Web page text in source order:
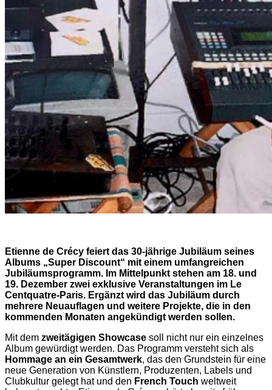
Etienne de Crécy feiert das 30-jährige Jubiläum seines
Albums „Super Discount“ mit einem umfangreichen
Jubiläumsprogramm. Im Mittelpunkt stehen am 18. und
19. Dezember zwei exklusive Veranstaltungen im Le
Centquatre-Paris. Ergänzt wird das Jubiläum durch
mehrere Neuauflagen und weitere Projekte, die in den
kommenden Monaten angekündigt werden sollen.
Mit dem zweitägigen Showcase soll nicht nur ein einzelnes
Album gewürdigt werden. Das Programm versteht sich als
Hommage an ein Gesamtwerk, das den Grundstein für eine
neue Generation von Künstlern, Produzenten, Labels und
Clubkultur gelegt hat und den French Touch weltweit